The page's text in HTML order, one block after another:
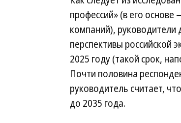
профессий» (в его
компаний),
перспективы российской
2025 году (такой срок,
Почти половина
руководитель считает,
до 2035 года.